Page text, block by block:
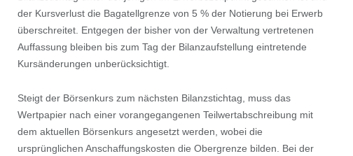
der Kursverlust die Bagatellgrenze von 5 % der Notierung bei Erwerb
überschreitet. Entgegen der bisher von der Verwaltung vertretenen
Auffassung bleiben bis zum Tag der Bilanzaufstellung eintretende
Kursänderungen unberücksichtigt.
Steigt der Börsenkurs zum nächsten Bilanzstichtag, muss das
Wertpapier nach einer vorangegangenen Teilwertabschreibung mit
dem aktuellen Börsenkurs angesetzt werden, wobei die
ursprünglichen Anschaffungskosten die Obergrenze bilden. Bei der